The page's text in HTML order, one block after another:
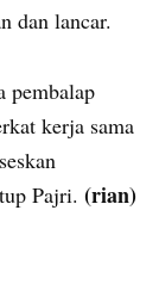
dan lancar.
pembalap
kerja sama
Pajri. (rian)